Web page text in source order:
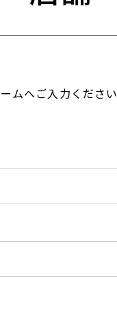
ムへご入力くださ